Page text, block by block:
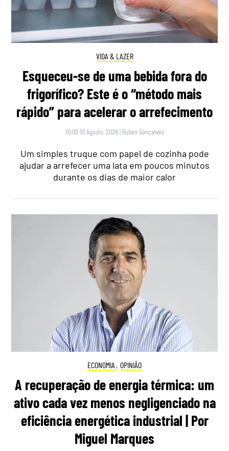
VIDA & LAZER
Esqueceu-se de uma bebida fora do
frigorífico? Este é o “método mais
rápido” para acelerar o arrefecimento
10:00 10 Agosto, 2026 | Rubén Gonçalves
Um simples truque com papel de cozinha pode
ajudar a arrefecer uma lata em poucos minutos
durante os dias de maior calor
ECONOMIA , OPINIÃO
A recuperação de energia térmica: um
ativo cada vez menos negligenciado na
eficiência energética industrial | Por
Miguel Marques